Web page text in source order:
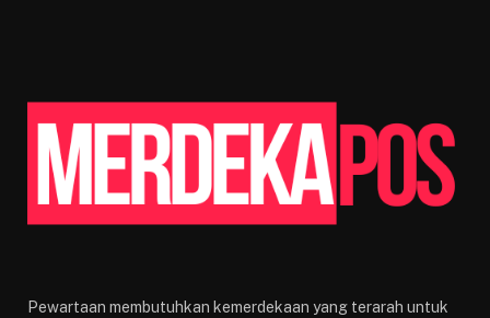
Pewartaan membutuhkan kemerdekaan yang terarah untuk